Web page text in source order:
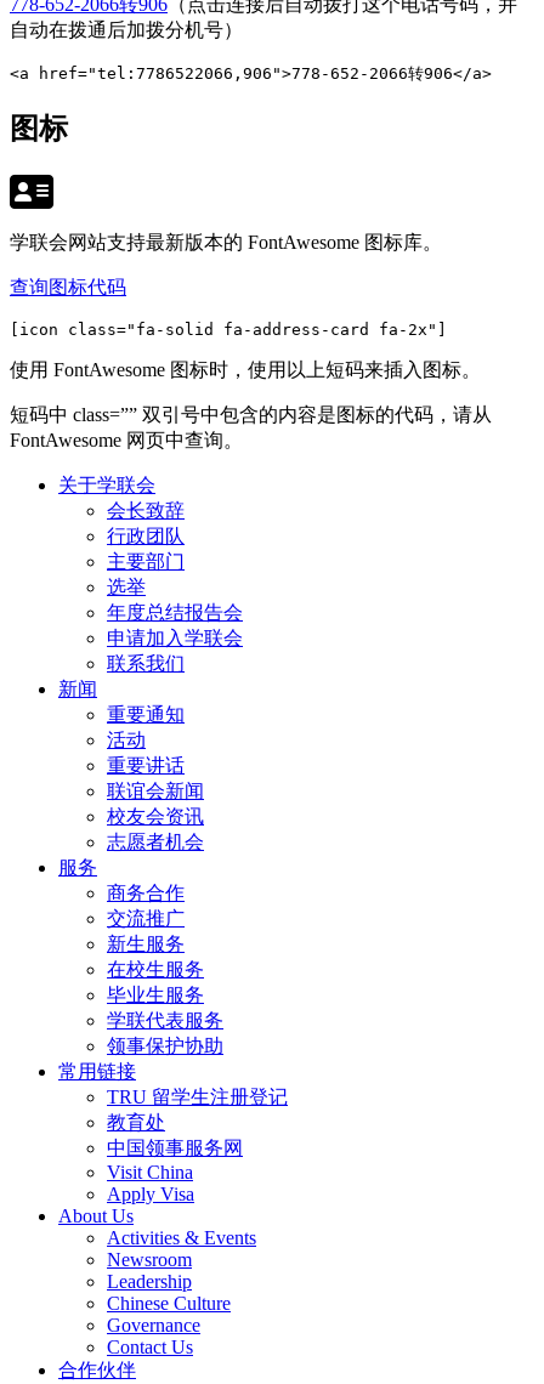
778-652-2066转906 （点击连接后自动拨打这个电话号码，并
自动在拨通后加拨分机号）
<a href="tel:7786522066,906">778-652-2066转906</a>
图标
学联会网站支持最新版本的 FontAwesome 图标库。
查询图标代码
[icon class="fa-solid fa-address-card fa-2x"]
使用 FontAwesome 图标时，使用以上短码来插入图标。
短码中 class=”” 双引号中包含的内容是图标的代码，请从
FontAwesome 网页中查询。
关于学联会
会长致辞
行政团队
主要部门
选举
年度总结报告会
申请加入学联会
联系我们
新闻
重要通知
活动
重要讲话
联谊会新闻
校友会资讯
志愿者机会
服务
商务合作
交流推广
新生服务
在校生服务
毕业生服务
学联代表服务
领事保护协助
常用链接
TRU 留学生注册登记
教育处
中国领事服务网
Visit China
Apply Visa
About Us
Activities & Events
Newsroom
Leadership
Chinese Culture
Governance
Contact Us
合作伙伴